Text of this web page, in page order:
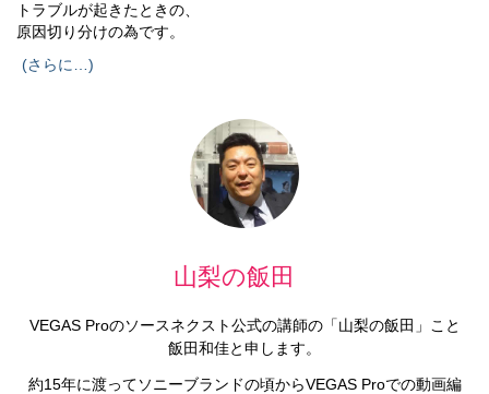
トラブルが起きたときの、
原因切り分けの為です。
(さらに…)
山梨の飯田
VEGAS Proのソースネクスト公式の講師の「山梨の飯田」こと
飯田和佳と申します。
約15年に渡ってソニーブランドの頃からVEGAS Proでの動画編